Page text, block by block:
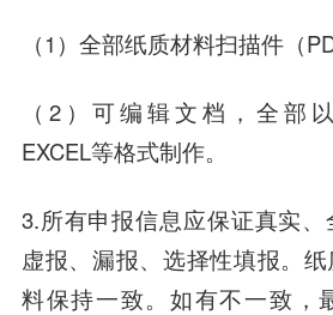
（1）全部纸质材料扫描件（
（2）可编辑文档，全部以
EXCEL等格式制作。
3.所有申报信息应保证真实
虚报、漏报、选择性填报。
料保持一致。如有不一致，